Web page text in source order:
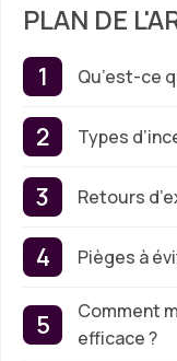
PLAN DE
Qu’est-ce
Types
Retours
Pièges à
Comment
efficace ?